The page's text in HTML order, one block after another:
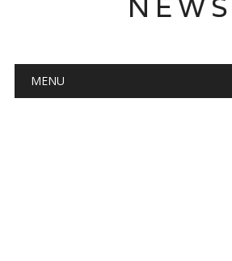
Main menu
MENU